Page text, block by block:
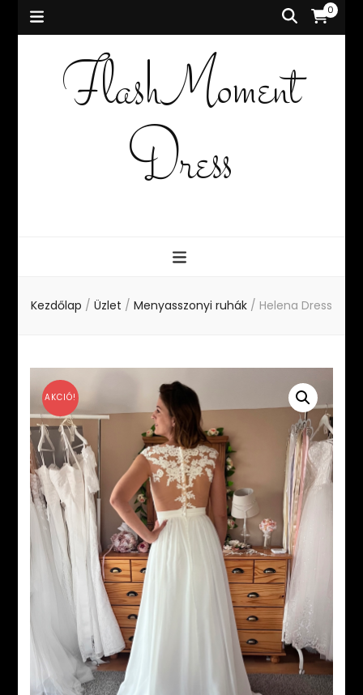
0
FlashMoment
Dress
Kezdőlap / Üzlet / Menyasszonyi ruhák / Helena Dress
AKCIÓ!